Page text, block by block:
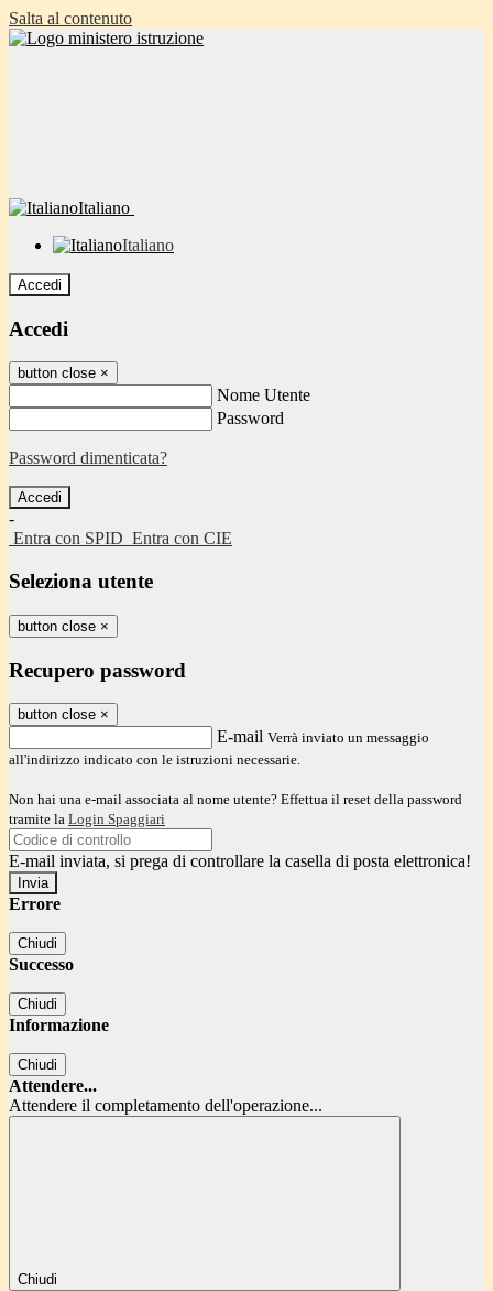
Salta al contenuto
Italiano
Italiano
Accedi
Accedi
button close ×
Nome Utente
Password
Password dimenticata?
-
Entra con SPID Entra con CIE
Seleziona utente
button close ×
Recupero password
button close ×
E-mail Verrà inviato un messaggio
all'indirizzo indicato con le istruzioni necessarie.
Non hai una e-mail associata al nome utente? Effettua il reset della password
tramite la Login Spaggiari
E-mail inviata, si prega di controllare la casella di posta elettronica!
Errore
Chiudi
Successo
Chiudi
Informazione
Chiudi
Attendere...
Attendere il completamento dell'operazione...
Chiudi